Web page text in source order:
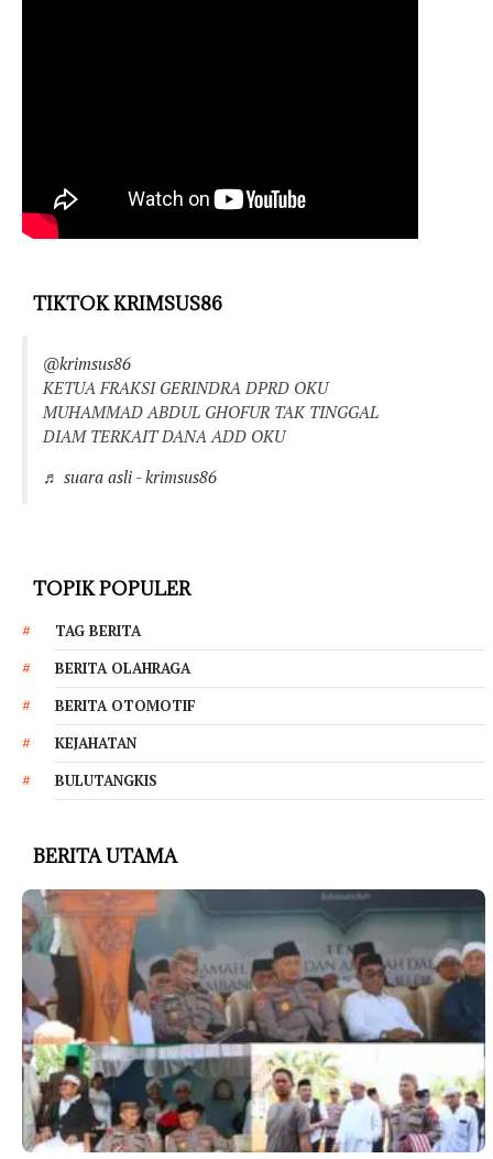
TIKTOK KRIMSUS86
@krimsus86
KETUA FRAKSI GERINDRA DPRD OKU
MUHAMMAD ABDUL GHOFUR TAK TINGGAL
DIAM TERKAIT DANA ADD OKU
♬ suara asli - krimsus86
TOPIK POPULER
TAG BERITA
BERITA OLAHRAGA
BERITA OTOMOTIF
KEJAHATAN
BULUTANGKIS
BERITA UTAMA